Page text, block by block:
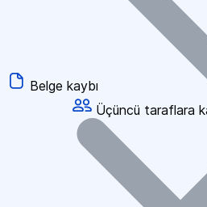
Belge kaybı
Üçüncü taraflara